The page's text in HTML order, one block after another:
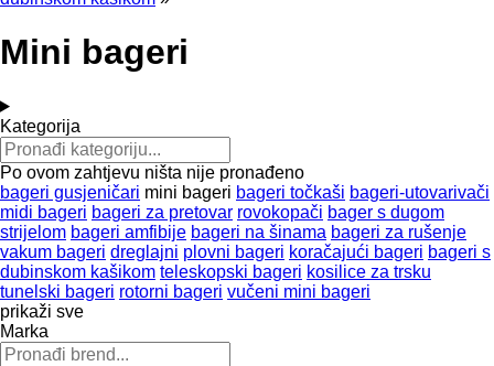
Mini bageri
Kategorija
Po ovom zahtjevu ništa nije pronađeno
bageri gusjeničari mini bageri bageri točkaši bageri-utovarivači
midi bageri bageri za pretovar rovokopači bager s dugom
strijelom bageri amfibije bageri na šinama bageri za rušenje
vakum bageri dreglajni plovni bageri koračajući bageri bageri s
dubinskom kašikom teleskopski bageri kosilice za trsku
tunelski bageri rotorni bageri vučeni mini bageri
prikaži sve
Marka